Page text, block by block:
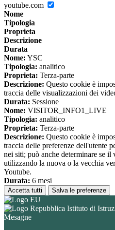
youtube.com
Nome
Tipologia
Proprieta
Descrizione
Durata
Nome: YSC
Tipologia: analitico
Proprieta: Terza-parte
Descrizione: Questo cookie è
traccia delle visualizzazioni dei
Durata: Sessione
Nome: VISITOR_INFO1_LIVE
Tipologia: analitico
Proprieta: Terza-parte
Descrizione: Questo cookie è
traccia delle preferenze dell'utente
nei siti; può anche determinare se il
utilizzando la nuova o la vecchia
Youtube.
Durata: 6 mesi
Accetta tutti Salva le preferenze
Istituto di
Mesagne